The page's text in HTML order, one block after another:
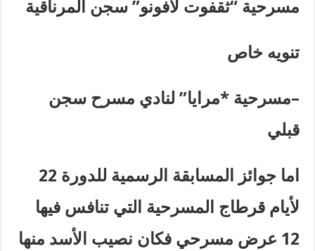
مسرحية “ثقفوت لافونو” سجن المرناقية
تنويه خاص
–مسرحية *مرايا” لنادي مسرح سجن
قبلي
اما جوائز المسابقة الرسمية للدورة 22
لأيام قرطاج المسرحية التي تنافس فيها
12 عرض مسرحي فكان نصيب الأسد منها